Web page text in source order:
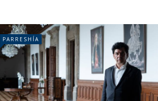
PARRESHÍA